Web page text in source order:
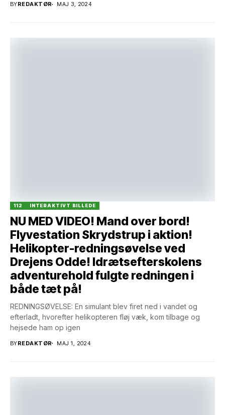
BYREDAKTØR MAJ 3, 2024
112 INTERAKTIVT BILLEDE
NU MED VIDEO! Mand over bord!
Flyvestation Skrydstrup i aktion!
Helikopter-redningsøvelse ved
Drejens Odde! Idrætsefterskolens
adventurehold fulgte redningen i
både tæt på!
REDNINGSØVELSE: En simulant blev firet ned i vandet og
efterladt, hvorefter helikopteren fløj væk, kom tilbage og
hejsede ham op igen
BYREDAKTØR MAJ 1, 2024